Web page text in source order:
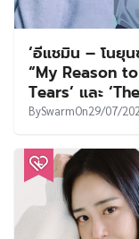
‘อีแชมิน – โนยุน
“My Reason
Tears’ และ
BySwarmOn29/07/